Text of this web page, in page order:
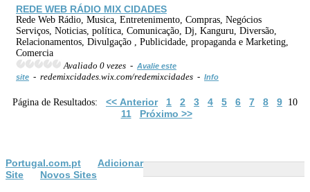
REDE WEB RÁDIO MIX CIDADES
Rede Web Rádio, Musica, Entretenimento, Compras, Negócios
Serviços, Noticias, política, Comunicação, Dj, Kanguru, Diversão,
Relacionamentos, Divulgação , Publicidade, propaganda e Marketing,
Comercia
Avaliado 0 vezes - Avalie este
site - redemixcidades.wix.com/redemixcidades - Info
Página de Resultados: << Anterior 1 2 3 4 5 6 7 8 9 10
11 Próximo >>
Portugal.com.pt
Adicionar
Site
Novos Sites